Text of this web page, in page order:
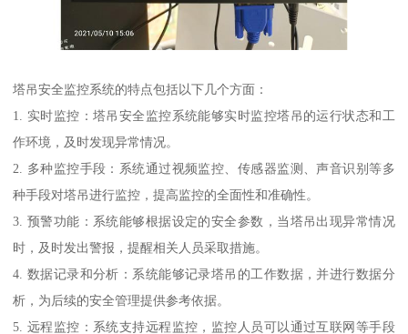
塔吊安全监控系统的特点包括以下几个方面：
1. 实时监控：塔吊安全监控系统能够实时监控塔吊的运行状态和工
作环境，及时发现异常情况。
2. 多种监控手段：系统通过视频监控、传感器监测、声音识别等多
种手段对塔吊进行监控，提高监控的全面性和准确性。
3. 预警功能：系统能够根据设定的安全参数，当塔吊出现异常情况
时，及时发出警报，提醒相关人员采取措施。
4. 数据记录和分析：系统能够记录塔吊的工作数据，并进行数据分
析，为后续的安全管理提供参考依据。
5. 远程监控：系统支持远程监控，监控人员可以通过互联网等手段